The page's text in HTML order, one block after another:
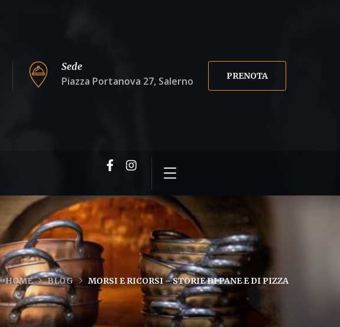
Sede
Piazza Portanova 27, Salerno PRENOTA
HOME BLOG MORSI E RICORSI – STORIE DI PANE E DI PIZZA